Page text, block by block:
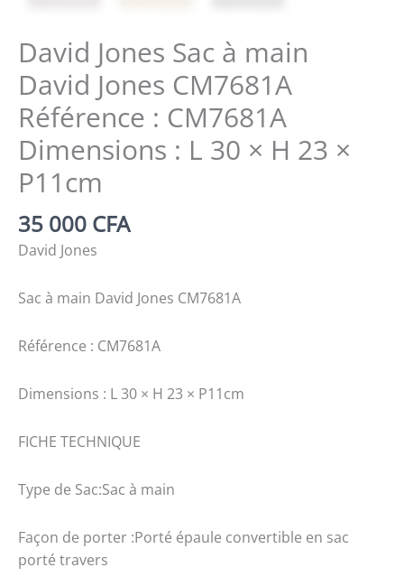
David Jones Sac à main
David Jones CM7681A
Référence : CM7681A
Dimensions : L 30 × H 23 ×
P11cm
35 000 CFA
David Jones
Sac à main David Jones CM7681A
Référence : CM7681A
Dimensions : L 30 × H 23 × P11cm
FICHE TECHNIQUE
Type de Sac:Sac à main
Façon de porter :Porté épaule convertible en sac
porté travers